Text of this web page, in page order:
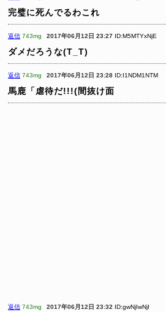
完璧に死んでるわこれ
返信 743mg 2017年06月12日 23:27 ID:M5MTYxNjE
ダメだろうな(T_T)
返信 743mg 2017年06月12日 23:28 ID:I1NDM1NTM
馬鹿「虐待だ!!!(間抜け面
返信 743mg 2017年06月12日 23:32 ID:gwNjIwNjI